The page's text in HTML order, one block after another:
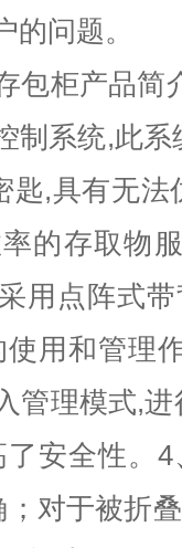
问题。
柜产品简
制系统,此系
匙,具有无法
的存取物
用点阵式
用和管理
管理模式,进
安全性。 4
对于被折